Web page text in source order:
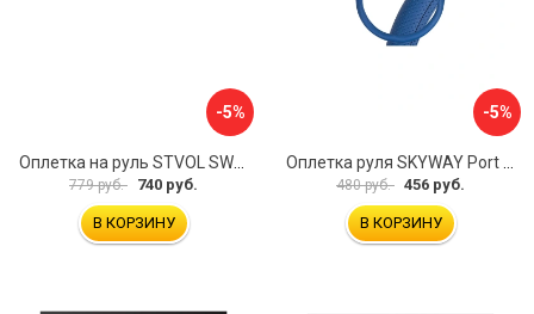
-5%
779 руб. 740 руб.
В КОРЗИНУ
-5%
480 руб. 456 руб.
В КОРЗИНУ